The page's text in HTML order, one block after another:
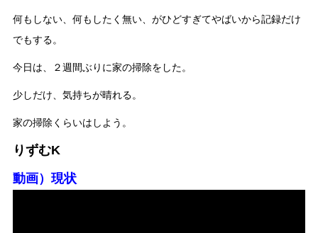
何もしない、何もしたく無い、がひどすぎてやばいから記録だけ
でもする。
今日は、２週間ぶりに家の掃除をした。
少しだけ、気持ちが晴れる。
家の掃除くらいはしよう。
りずむK
動画）現状